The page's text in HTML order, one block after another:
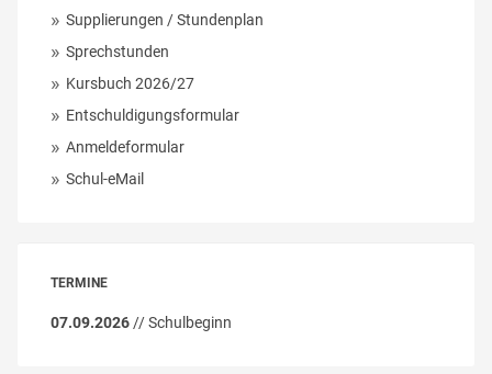
Supplierungen / Stundenplan
Sprechstunden
Kursbuch 2026/27
Entschuldigungsformular
Anmeldeformular
Schul-eMail
TERMINE
07.09.2026// Schulbeginn